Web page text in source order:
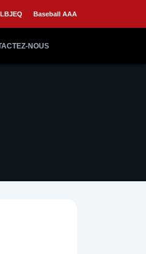
LBJEQ Baseball AAA
NOUS